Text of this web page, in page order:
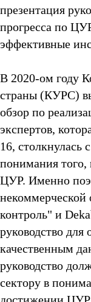
презентация
прогресса по
эффективные
В 2020-ом году
страны (КУРС)
обзор по
экспертов,
16, столкнулась
понимания того,
ЦУР. Именно
некоммерческой
контроль" и
руководство для
качественным
руководство
сектору в
достижении ЦУР